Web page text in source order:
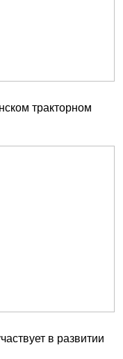
тракторном
в развитии